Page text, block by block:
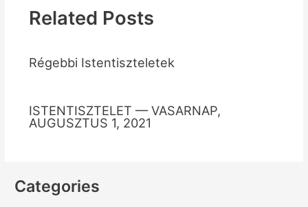
Related Posts
Régebbi Istentiszteletek
ISTENTISZTELET — VASARNAP,
AUGUSZTUS 1, 2021
Categories